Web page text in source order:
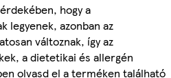
hogy a
legyenek, azonban az
változnak, így az
a dietetikai és allergén
olvasd el a terméken található